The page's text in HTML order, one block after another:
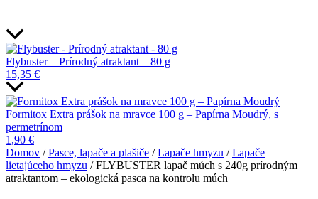
Flybuster – Prírodný atraktant – 80 g
15,35 €
Formitox Extra prášok na mravce 100 g – Papírna Moudrý, s
permetrínom
1,90 €
Domov /Pasce, lapače a plašiče /Lapače hmyzu /Lapače
lietajúceho hmyzu / FLYBUSTER lapač múch s 240g prírodným
atraktantom – ekologická pasca na kontrolu múch